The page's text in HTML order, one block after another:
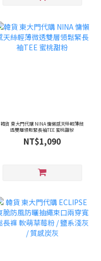
韓貨 東大門代購 NINA 慵懶感天絲輕薄微
透雙層領鬆緊長袖TEE 蜜桃甜粉
NT$1,090